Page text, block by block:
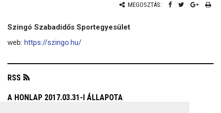
MEGOSZTÁS:
Szingó Szabadidős Sportegyesület
web: https://szingo.hu/
RSS
A HONLAP 2017.03.31-I ÁLLAPOTA